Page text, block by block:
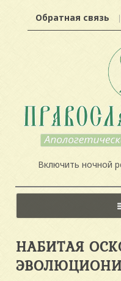
Обратная связь
Включить ночной
НАБИТАЯ